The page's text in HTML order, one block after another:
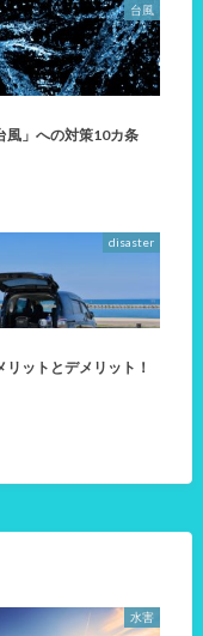
台風
風」への対策10カ条
disaster
リットとデメリット！
水害